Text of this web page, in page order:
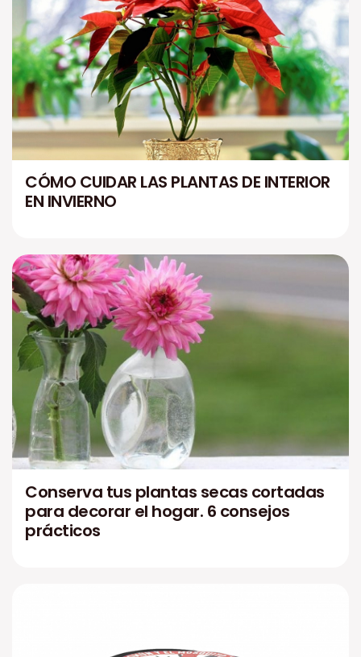
CÓMO CUIDAR LAS PLANTAS DE INTERIOR
EN INVIERNO
Conserva tus plantas secas cortadas
para decorar el hogar. 6 consejos
prácticos